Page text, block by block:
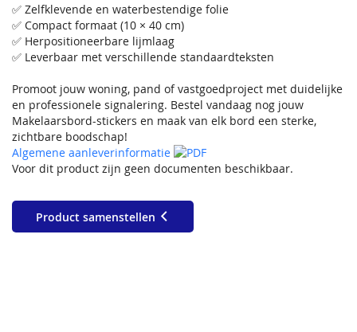
✅ Zelfklevende en waterbestendige folie
✅ Compact formaat (10 × 40 cm)
✅ Herpositioneerbare lijmlaag
✅ Leverbaar met verschillende standaardteksten
Promoot jouw woning, pand of vastgoedproject met duidelijke
en professionele signalering. Bestel vandaag nog jouw
Makelaarsbord-stickers en maak van elk bord een sterke,
zichtbare boodschap!
Algemene aanleverinformatie
Voor dit product zijn geen documenten beschikbaar.
Product samenstellen